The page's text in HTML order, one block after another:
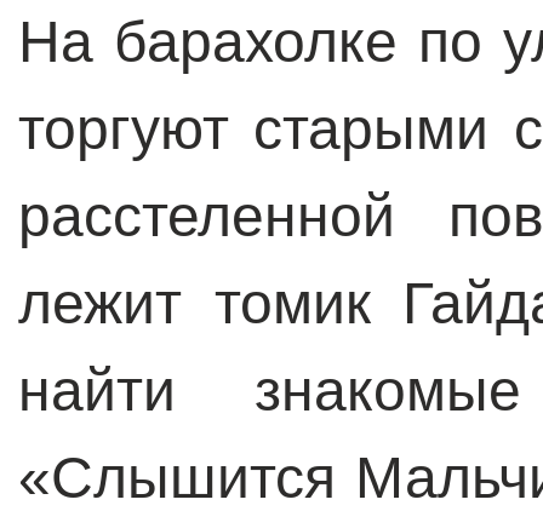
На барахолке по
торгуют старыми
расстеленной
лежит томик
найти
«Слышится